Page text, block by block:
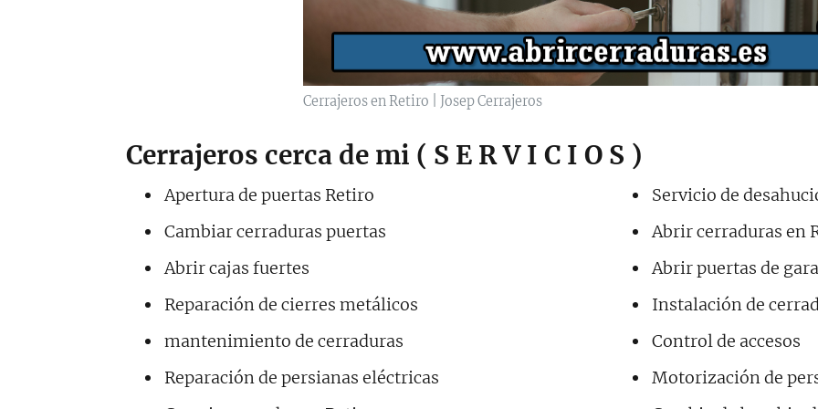
Cerrajeros en Retiro | Josep Cerrajeros
Cerrajeros cerca de mi ( S E R V I C I O S )
Apertura de puertas Retiro
Cambiar cerraduras puertas
Abrir cajas fuertes
Reparación de cierres metálicos
mantenimiento de cerraduras
Reparación de persianas eléctricas
Servicio de
Abrir cerraduras en
Abrir puertas de
Instalación de
Control de accesos
Motorización de